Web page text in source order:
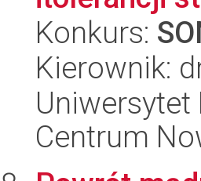
Konkurs:
Kierownik:
Uniwersytet
Centrum